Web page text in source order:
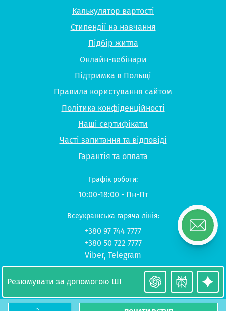
Калькулятор вартості
Стипендії на навчання
Підбір житла
Онлайн-вебінари
Підтримка в Польщі
Правила користування сайтом
Політика конфіденційності
Наші сертифікати
Часті запитання та відповіді
Гарантія та оплата
© 2026 UP-STUDY «Навчання в Польщі»
Графік роботи:
10:00-18:00 - Пн-Пт
Всеукраїнська гаряча лінія:
+380 97 744 7777
+380 50 722 7777
Viber, Telegram
Резюмувати за допомогою ШІ